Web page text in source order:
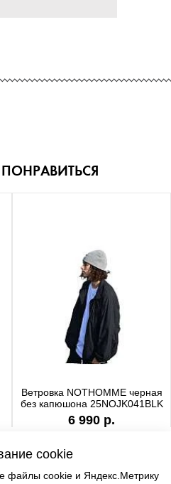
Ветровка NOTHOMME черная
без капюшона 25NOJK041BLK
6 990 р.
cookie
файлы cookie и Яндекс.Метрику